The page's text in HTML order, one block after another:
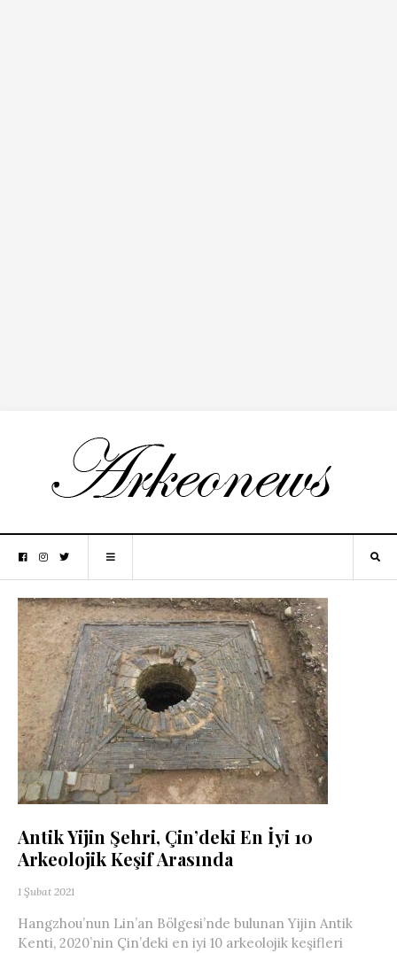
Antik Yijin Şehri, Çin’deki En İyi 10
Arkeolojik Keşif Arasında
1 Şubat 2021
Hangzhou’nun Lin’an Bölgesi’nde bulunan Yijin Antik
Kenti, 2020’nin Çin’deki en iyi 10 arkeolojik keşifleri